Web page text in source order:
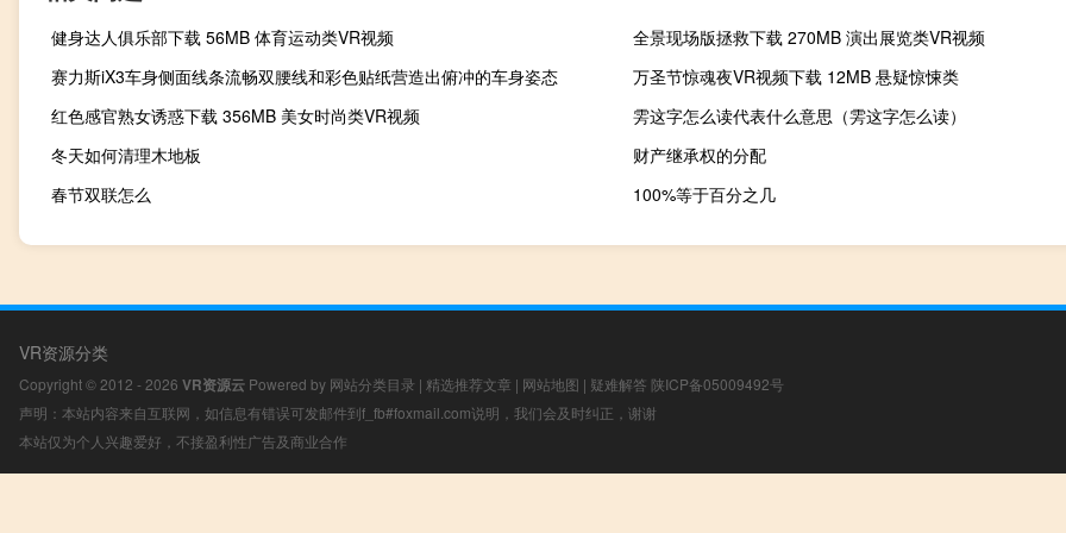
健身达人俱乐部下载 56MB 体育运动类VR视频
全景现场版拯救下载 270MB 演出展览类VR视频
赛力斯iX3车身侧面线条流畅双腰线和彩色贴纸营造出俯冲的车身姿态
万圣节惊魂夜VR视频下载 12MB 悬疑惊悚类
红色感官熟女诱惑下载 356MB 美女时尚类VR视频
雱这字怎么读代表什么意思（雱这字怎么读）
冬天如何清理木地板
财产继承权的分配
春节双联怎么
100%等于百分之几
VR资源分类
Copyright © 2012 - 2026 VR资源云 Powered by 网站分类目录 | 精选推荐文章 | 网站地图 | 疑难解答 陕ICP备05009492号
声明：本站内容来自互联网，如信息有错误可发邮件到f_fb#foxmail.com说明，我们会及时纠正，谢谢
本站仅为个人兴趣爱好，不接盈利性广告及商业合作